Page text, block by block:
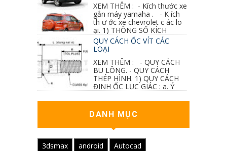
XEM THÊM : - Kích thước xe
gắn máy yamaha . - K ích
th ư ớc xe chevrolet c ác lo
ại. 1) THÔNG SỐ KÍCH
QUY CÁCH ỐC VÍT CÁC
LOẠI
XEM THÊM : - QUY CÁCH
BU LÔNG. - QUY CÁCH
THÉP HÌNH. 1) QUY CÁCH
ĐINH ỐC LỤC GIÁC : a. Ý
DANH MỤC
3dsmax android
Autocad